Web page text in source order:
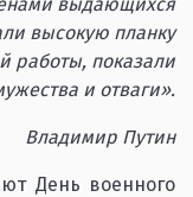
высокую планку
работы, показали
и отваги».
Владимир Путин
День военного